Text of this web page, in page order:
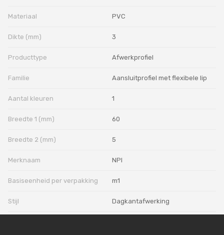
Materiaal PVC
Dikte (mm) 3
Producttype Afwerkprofiel
Familie Aansluitprofiel met flexibele lip
Aantal kleuren 1
Breedte 1 (mm) 60
Breedte 2 (mm) 5
Merknaam NPI
Basiseenheid per verpakking m1
Stijl Dagkantafwerking